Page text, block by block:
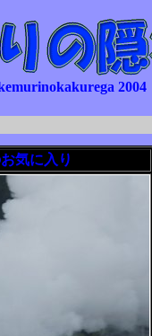
2004
気に入り